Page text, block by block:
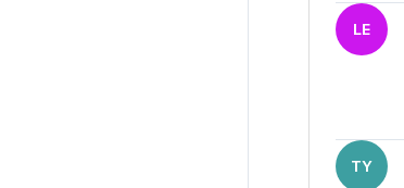
LE
TY